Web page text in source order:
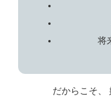
将
だからこそ、